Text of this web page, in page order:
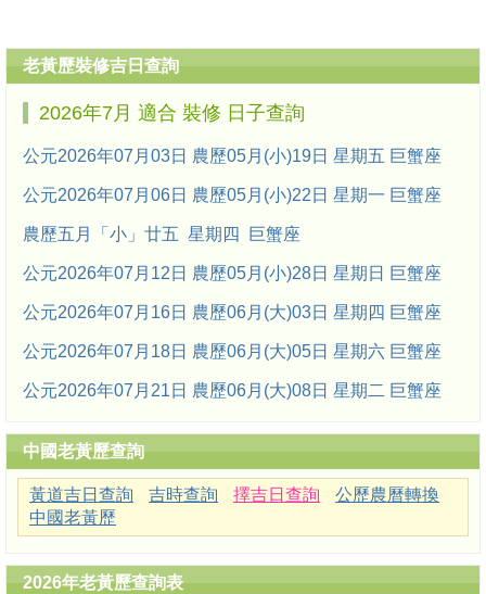
老黃歷裝修吉日查詢
2026年7月 適合 裝修 日子查詢
公元2026年07月03日 農歷05月(小)19日 星期五 巨蟹座
公元2026年07月06日 農歷05月(小)22日 星期一 巨蟹座
農歷五月「小」廿五 星期四 巨蟹座
公元2026年07月12日 農歷05月(小)28日 星期日 巨蟹座
公元2026年07月16日 農歷06月(大)03日 星期四 巨蟹座
公元2026年07月18日 農歷06月(大)05日 星期六 巨蟹座
公元2026年07月21日 農歷06月(大)08日 星期二 巨蟹座
中國老黃歷查詢
黃道吉日查詢 吉時查詢 擇吉日查詢
公歷農曆轉換
中國老黃歷
2026年老黃歷查詢表